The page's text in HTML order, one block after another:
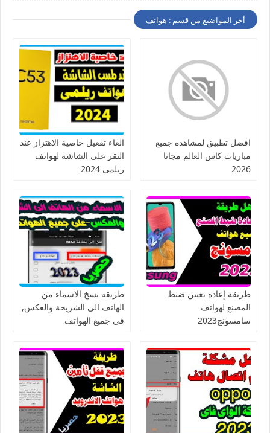
أخر المواضيع من قسم : هواتف
افضل تطبيق لمشاهده جميع
مباريات كاس العالم مجانا
2026
الغاء تفعيل خاصية الاهتزاز عند
النقر على الشاشة لهواتف
ريلمى 2024
طريقة إعادة تعيين ضبط
المصنع لهواتف
سامسونج2023
طريقة نسخ الاسماء من
الهاتف الى الشريحة والعكس,
فى جميع الهواتف